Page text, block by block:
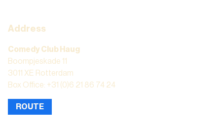
Address
Comedy Club Haug
Boompjeskade 11
3011 XE Rotterdam
Box Office: +31 (0)6 21 86 74 24
ROUTE